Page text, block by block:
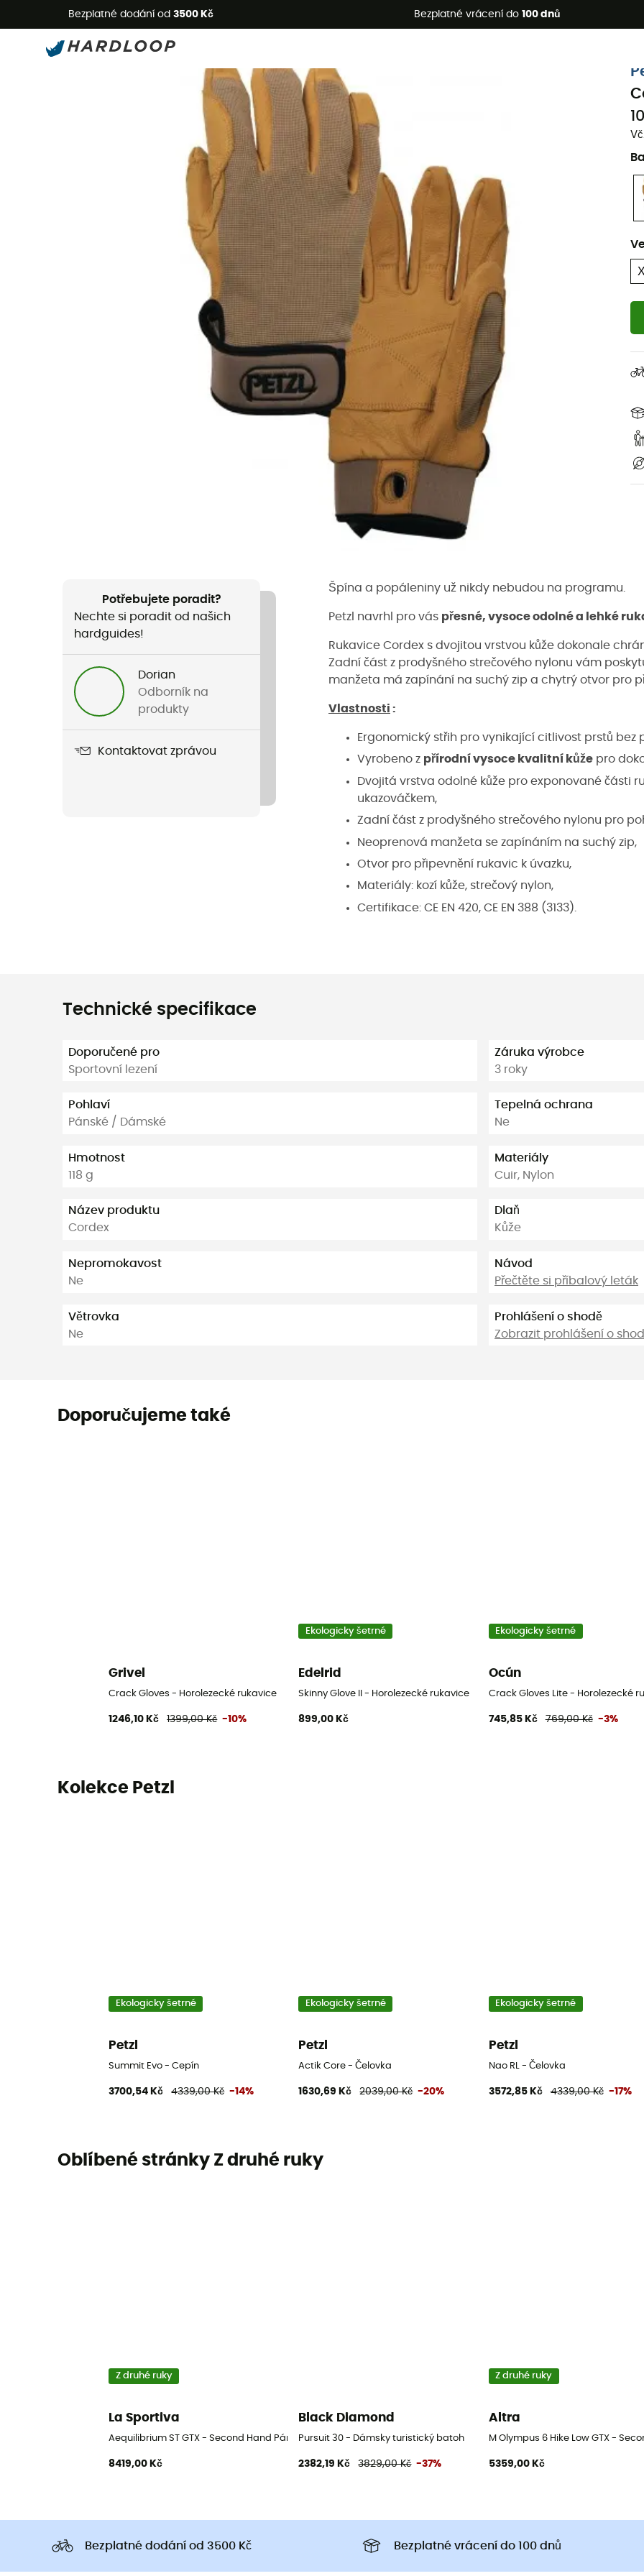
Bezplatné dodání od 3500 Kč Bezplatné vrácení do 100 dnů
Letní akce 🔥 -5 % EXTRA při nákupu 2 produktů* s kódem
Potřebujete poradit?
Nechte si poradit od našich
hardguides!
Dorian
Odborník na
produkty
Kontaktovat zprávou
Špína a popáleniny už nikdy nebudou na programu.
Petzl navrhl pro vás přesné, vysoce odolné a lehké
Rukavice Cordex s dvojitou vrstvou kůže dokonale
Zadní část z prodyšného strečového nylonu vám
manžeta má zapínání na suchý zip a chytrý otvor pro
Vlastnosti :
Ergonomický střih pro vynikající citlivost prstů bez
Vyrobeno z přírodní vysoce kvalitní kůže pro
Dvojitá vrstva odolné kůže pro exponované části
ukazováčkem,
Zadní část z prodyšného strečového nylonu pro
Neoprenová manžeta se zapínáním na suchý zip,
Otvor pro připevnění rukavic k úvazku,
Materiály: kozí kůže, strečový nylon,
Certifikace: CE EN 420, CE EN 388 (3133).
Technické specifikace
Doporučené pro
Sportovní lezení
Pohlaví
Pánské / Dámské
Hmotnost
118 g
Název produktu
Cordex
Nepromokavost
Ne
Větrovka
Ne
Záruka výrobce
3 roky
Tepelná ochrana
Ne
Materiály
Cuir, Nylon
Dlaň
Kůže
Návod
Přečtěte si příbalový leták
Prohlášení o shodě
Zobrazit prohlášení o
Doporučujeme také
Grivel
Crack Gloves - Horolezecké rukavice
1246,10 Kč 1399,00 Kč -10%
Ekologicky šetrné
Edelrid
Skinny Glove II - Horolezecké rukavice
899,00 Kč
Ekologicky šetrné
Ocún
Crack Gloves Lite - Horolezecké
745,85 Kč 769,00 Kč -3%
Kolekce Petzl
Ekologicky šetrné
Petzl
Summit Evo - Cepín
3700,54 Kč 4339,00 Kč -14%
Ekologicky šetrné
Petzl
Actik Core - Čelovka
1630,69 Kč 2039,00 Kč -20%
Ekologicky šetrné
Petzl
Nao RL - Čelovka
3572,85 Kč 4339,00 Kč -17%
Oblíbené stránky Z druhé ruky
Z druhé ruky
La Sportiva
Aequilibrium ST GTX - Second Hand Pánské horolezecké boty - Černá - 43.5
8419,00 Kč
Black Diamond
Pursuit 30 - Dámsky turistický batoh
2382,19 Kč 3829,00 Kč -37%
Z druhé ruky
Altra
M Olympus 6 Hike Low GTX -
5359,00 Kč
Bezplatné dodání od 3500 Kč Bezplatné vrácení do 100 dnů